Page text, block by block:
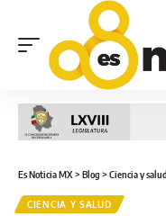
Es Noticia MX> Blog > Ciencia y salud
CIENCIA Y SALUD